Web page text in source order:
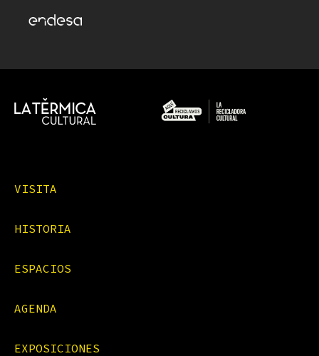
VISITA
HISTORIA
ESPACIOS
AGENDA
EXPOSICIONES